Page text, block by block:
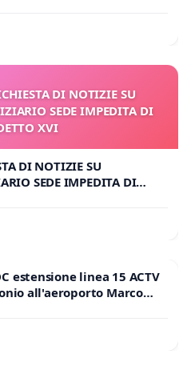
DI NOTIZIE SU
SEDE IMPEDITA DI
XVI
DI NOTIZIE SU
SEDE IMPEDITA DI
estensione linea 15 ACTV
all'aeroporto Marco